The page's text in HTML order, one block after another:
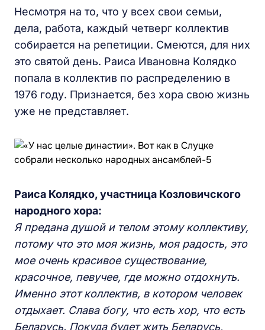
Несмотря на то, что у всех свои семьи,
дела, работа, каждый четверг коллектив
собирается на репетиции. Смеются, для них
это святой день. Раиса Ивановна Колядко
попала в коллектив по распределению в
1976 году. Признается, без хора свою жизнь
уже не представляет.
Раиса Колядко, участница Козловичского
народного хора:
Я предана душой и телом этому коллективу,
потому что это моя жизнь, моя радость, это
мое очень красивое существование,
красочное, певучее, где можно отдохнуть.
Именно этот коллектив, в котором человек
отдыхает. Слава богу, что есть хор, что есть
Беларусь. Покуда будет жить Беларусь,